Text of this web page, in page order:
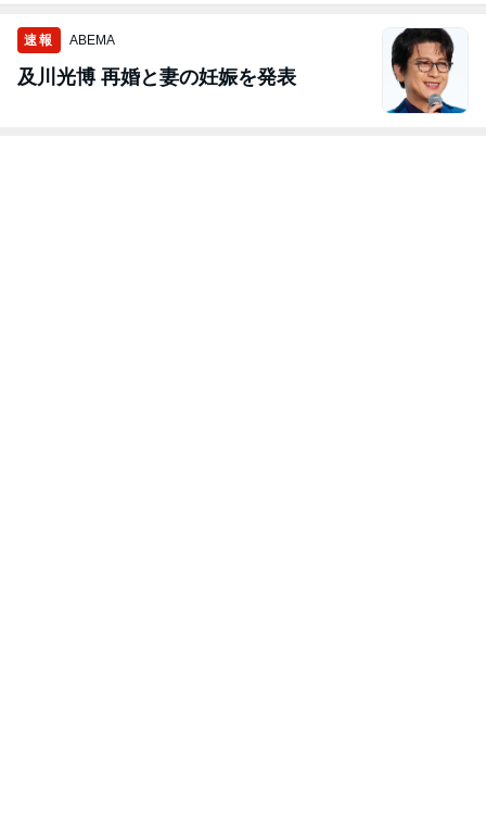
速報 ABEMA
及川光博 再婚と妻の妊娠を発表